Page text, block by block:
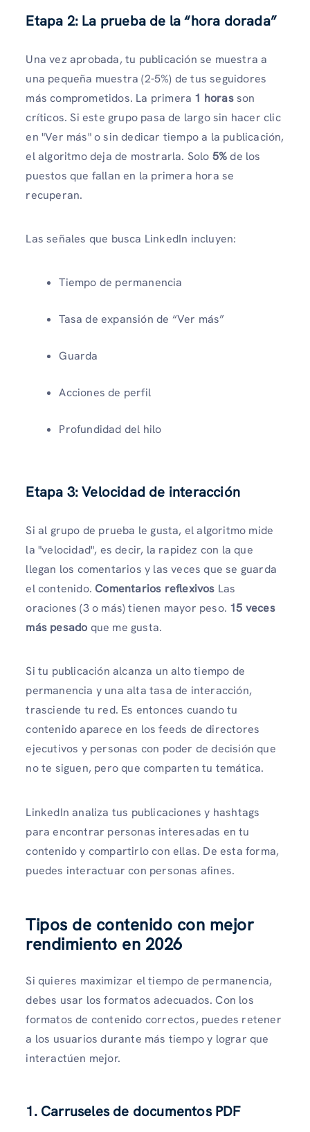
Etapa 2: La prueba de la “hora dorada”
Una vez aprobada, tu publicación se muestra a
una pequeña muestra (2-5%) de tus seguidores
más comprometidos. La primera 1 horasson
críticos. Si este grupo pasa de largo sin hacer clic
en "Ver más" o sin dedicar tiempo a la publicación,
el algoritmo deja de mostrarla. Solo 5%de los
puestos que fallan en la primera hora se
recuperan.
Las señales que busca LinkedIn incluyen:
Tiempo de permanencia
Tasa de expansión de “Ver más”
Guarda
Acciones de perfil
Profundidad del hilo
Etapa 3: Velocidad de interacción
Si al grupo de prueba le gusta, el algoritmo mide
la "velocidad", es decir, la rapidez con la que
llegan los comentarios y las veces que se guarda
el contenido.Comentarios reflexivos Las
oraciones (3 o más) tienen mayor peso. 15 veces
más pesado que me gusta.
Si tu publicación alcanza un alto tiempo de
permanencia y una alta tasa de interacción,
trasciende tu red. Es entonces cuando tu
contenido aparece en los feeds de directores
ejecutivos y personas con poder de decisión que
no te siguen, pero que comparten tu temática.
LinkedIn analiza tus publicaciones y hashtags
para encontrar personas interesadas en tu
contenido y compartirlo con ellas. De esta forma,
puedes interactuar con personas afines.
Tipos de contenido con mejor
rendimiento en 2026
Si quieres maximizar el tiempo de permanencia,
debes usar los formatos adecuados. Con los
formatos de contenido correctos, puedes retener
a los usuarios durante más tiempo y lograr que
interactúen mejor.
1. Carruseles de documentos PDF